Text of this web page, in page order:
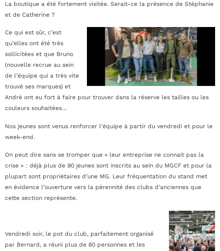
La boutique a été fortement visitée. Serait-ce la présence de Stéphanie
et de Catherine ?
Ce qui est sûr, c’est
qu’elles ont été très
sollicitées et que Bruno
(nouvelle recrue au sein
de l’équipe qui a très vite
trouvé ses marques) et
André ont eu fort à faire pour trouver dans la réserve les tailles ou les
couleurs souhaitées…
Nos jeunes sont venus renforcer l’équipe à partir du vendredi et pour le
week-end.
On peut dire sans se tromper que « leur entreprise ne connait pas la
crise » : déjà plus de 90 jeunes sont inscrits au sein du MGCF et pour la
plupart sont propriétaires d’une MG. Leur fréquentation du stand met
en évidence l’ouverture vers la pérennité des clubs d’anciennes que
cette section représente.
Vendredi soir, le pot du club, parfaitement organisé
par Bernard, a réuni plus de 80 personnes et les